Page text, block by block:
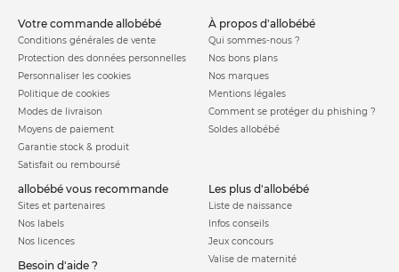
votre commande allobébé
Conditions générales de vente
Protection des données personnelles
Personnaliser les cookies
Politique de cookies
Modes de livraison
Moyens de paiement
Garantie stock & produit
Satisfait ou remboursé
à propos d'allobébé
Qui sommes-nous ?
Nos bons plans
Nos marques
Mentions légales
Comment se protéger du phishing ?
Soldes allobébé
allobébé vous recommande
Sites et partenaires
Nos labels
Nos licences
Besoin d'aide ?
les plus d'allobébé
Liste de naissance
Infos conseils
Jeux concours
Valise de maternité